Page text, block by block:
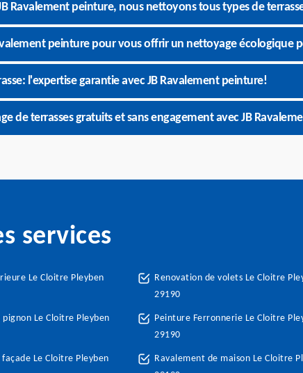
Ravalement peinture, nous nettoyons tous types de
peinture pour vous offrir un nettoyage écologique
l'expertise garantie avec JB Ravalement peinture!
de terrasses gratuits et sans engagement avec JB
services
Le Cloitre Pleyben
Le Cloitre Pleyben
Le Cloitre Pleyben
Renovation de volets Le Cloitre
29190
Peinture Ferronnerie Le Cloitre
29190
Ravalement de maison Le Cloitre